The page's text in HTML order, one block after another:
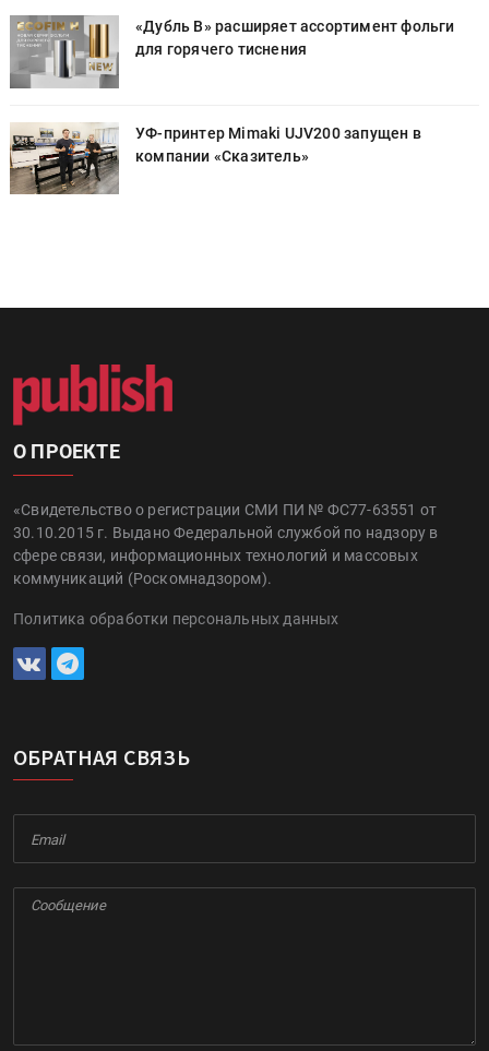
«Дубль В» расширяет ассортимент фольги
для горячего тиснения
УФ-принтер Mimaki UJV200 запущен в
компании «Сказитель»
О ПРОЕКТЕ
«Свидетельство о регистрации СМИ ПИ № ФС77-63551 от
30.10.2015 г. Выдано Федеральной службой по надзору в
сфере связи, информационных технологий и массовых
коммуникаций (Роскомнадзором).
Политика обработки персональных данных
ОБРАТНАЯ СВЯЗЬ